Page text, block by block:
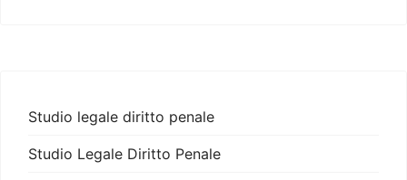
Studio legale diritto penale
Studio Legale Diritto Penale